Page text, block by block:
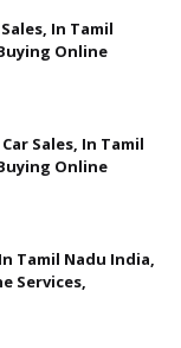
In Tamil
Online
Sales, In Tamil
Online
Tamil Nadu India,
Services,